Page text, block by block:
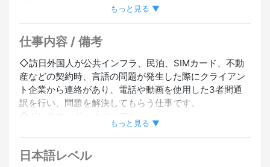
◇その他：ExelやWord、メールを使った一般的な入力操
◇タイ語＋英語
・全日（シフト制、土日含む週5日）
・9時～18時/ 13時～22時/ 14時～23時
◇スペイン語(ポルトガル語)
・【夜勤】 22時～翌8時 ※休憩2h
もっと見る ▼
仕事内容 / 備考
◇訪日外国人が公共インフラ、民泊、SIMカード、不動
産などの契約時、言語の問題が発生した際にクライアン
ト企業から連絡があり、電話や動画を使用した3者間通
訳を行い、問題を解決してもらう仕事です。
◇ドレスコード：カジュアル
当社担当者と面談（在留カードの確認含む）→スキルシ
もっと見る ▼
日本語レベル